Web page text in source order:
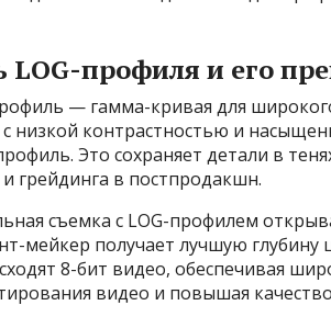
LOG-профиля и его
— гамма-кривая для
низкой контрастностью и
Это сохраняет детали в
грейдинга в постпродакшн.
съемка с LOG-профилем
мейкер получает лучшую глубину
8-бит видео, обеспечивая
видео и повышая